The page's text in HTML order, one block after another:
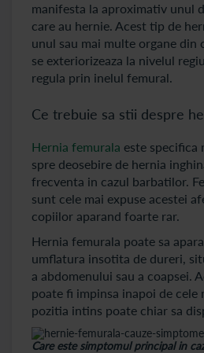
manifesta la aproximativ unul
care au hernie. Acest tip de
unul sau mai multe organe din
se exteriorizeaza la nivelul
regula prin inelul femural.
Ce trebuie sa stii despre
Hernia femurala este specifica
spre deosebire de hernia
frecventa in cazul barbatilor.
sunt cele mai expuse acestei
copiilor aparand foarte rar.
Hernia femurala poate sa
umflatura insotita de dureri,
a abdomenului sau a coapsei.
poate fi impinsa inapoi de cele
pozitia intins poate chiar sa
Care este simptomul principal in